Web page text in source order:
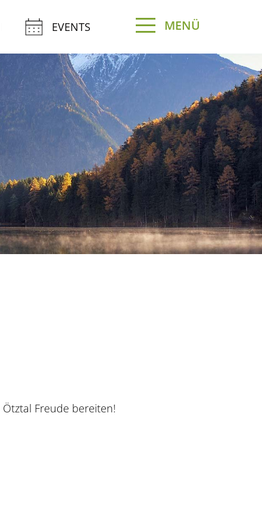
EVENTS MENÜ
Freude bereiten!